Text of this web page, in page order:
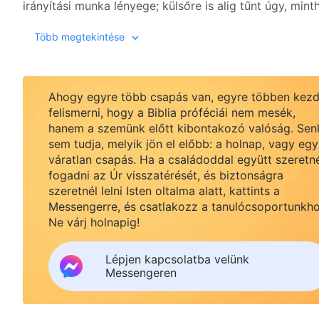
irányítási munka lényege; külsőre is alig tűnt úgy,
végezte közvetlenül a Lélek, mert a törvény alatt az
foglalt magában az ember beállítottságában
megmentésének munkájával a Sátán hatalma alól.
fejezte be, amely nem érintette az ember romlott
irányítás lényegéhez, és nem kötődött
tette szükségessé, hogy Isten testet öltsön, és
kimondatlan és kifürkészhetetlen, az ember számára
nem alkalmas arra, hogy közvetlenül végezze az
biztosítson életet az ember számára. Az ember
megközelítéssé alakul át, vagyis az ember számára
személlyé váljon, és így végezze el munkáját. Ehhez
átvegye a Lélek helyét, és Isten munkálkodásának
e három szakasza közül két szakaszt végez a test,
fázisa. A két megtestesülés kölcsönösen kiegészíti
megtestesülésének első szakasza fektette le az
(Az Ige, I. kötet – Isten megjelenése és munkája. A
Több megtekintése
Ahogy egyre több csapás van, egyre többen
felismerni, hogy a Biblia próféciái nem mesék,
hanem a szemünk előtt kibontakozó valóság.
sem tudja, melyik jön el előbb: a holnap, vagy egy
váratlan csapás. Ha a családoddal együtt
fogadni az Úr visszatérését, és biztonságra
szeretnél lelni Isten oltalma alatt, kattints a
Messengerre, és csatlakozz a
Ne várj holnapig!
Lépjen kapcsolatba velünk
Messengeren